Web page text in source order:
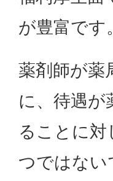
が豊富です
薬剤師が薬
に、待遇が
ることに
つではない